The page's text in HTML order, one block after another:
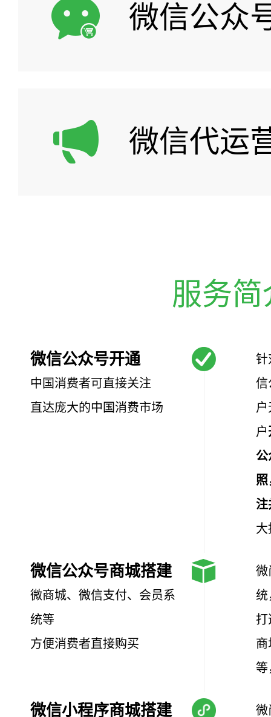
微信公众
微信代运
服务简
微信公众号开通
中国消费者可直接关注
直达庞大的中国消费市场
针
信
户
公
照
注
大
微信公众号商城搭建
微商城、微信支付、会员系
统等
方便消费者直接购买
微
统
打
商
等
微信小程序商城搭建 微